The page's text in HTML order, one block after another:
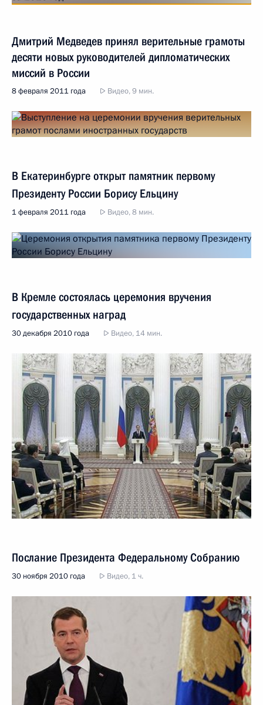
Дмитрий Медведев принял верительные грамоты
десяти новых руководителей дипломатических
миссий в России
8 февраля 2011 года Видео, 9 мин.
В Екатеринбурге открыт памятник первому
Президенту России Борису Ельцину
1 февраля 2011 года Видео, 8 мин.
В Кремле состоялась церемония вручения
государственных наград
30 декабря 2010 года Видео, 14 мин.
Послание Президента Федеральному Собранию
30 ноября 2010 года Видео, 1 ч.